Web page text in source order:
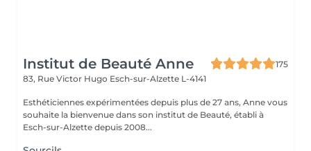
Institut de Beauté Anne
175
83, Rue Victor Hugo Esch-sur-Alzette L-4141
Esthéticiennes expérimentées depuis plus de 27 ans, Anne vous
souhaite la bienvenue dans son institut de Beauté, établi à
Esch-sur-Alzette depuis 2008...